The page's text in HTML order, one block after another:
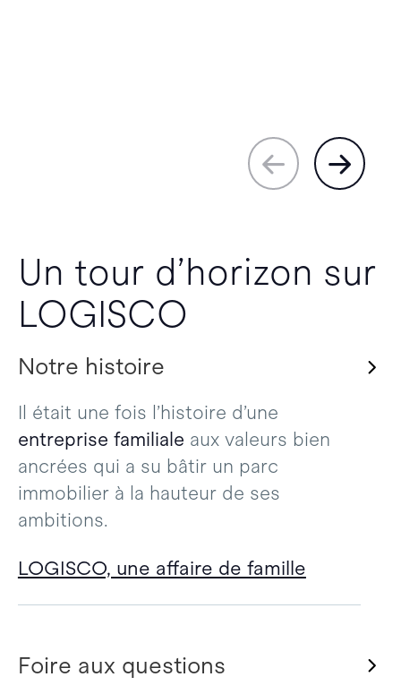
Un tour d’horizon sur
LOGISCO
Notre histoire
Il était une fois l’histoire d’une
entreprise familiale aux valeurs bien
ancrées qui a su bâtir un parc
immobilier à la hauteur de ses
ambitions.
LOGISCO, une affaire de famille
Foire aux questions